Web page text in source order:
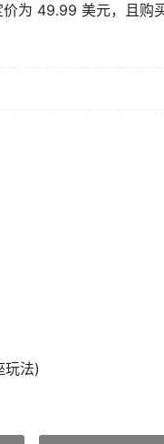
为 49.99 美元，且购
法)